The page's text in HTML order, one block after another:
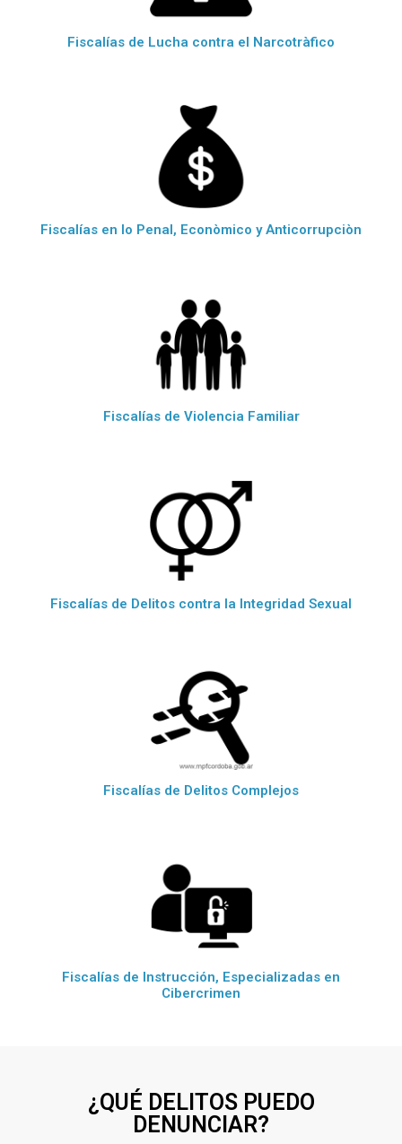
Fiscalías de Lucha contra el Narcotràfico
Fiscalías en lo Penal, Econòmico y Anticorrupciòn
Fiscalías de Violencia Familiar
Fiscalías de Delitos contra la Integridad Sexual
Fiscalías de Delitos Complejos
Fiscalías de Instrucción, Especializadas en
Cibercrimen
¿QUÉ DELITOS PUEDO
DENUNCIAR?